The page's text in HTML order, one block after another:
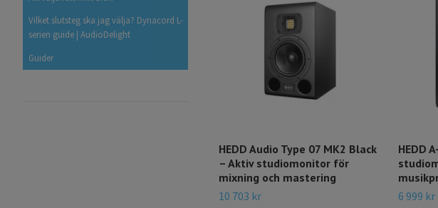
Vilket slutsteg ska jag välja? Dynacord L-
serien guide | AudioDelight
Guider
HEDD Audio Type 07 MK2 Black
– Aktiv studiomonitor för
mixning och mastering
10 703 kr
HEDD
6 999 kr